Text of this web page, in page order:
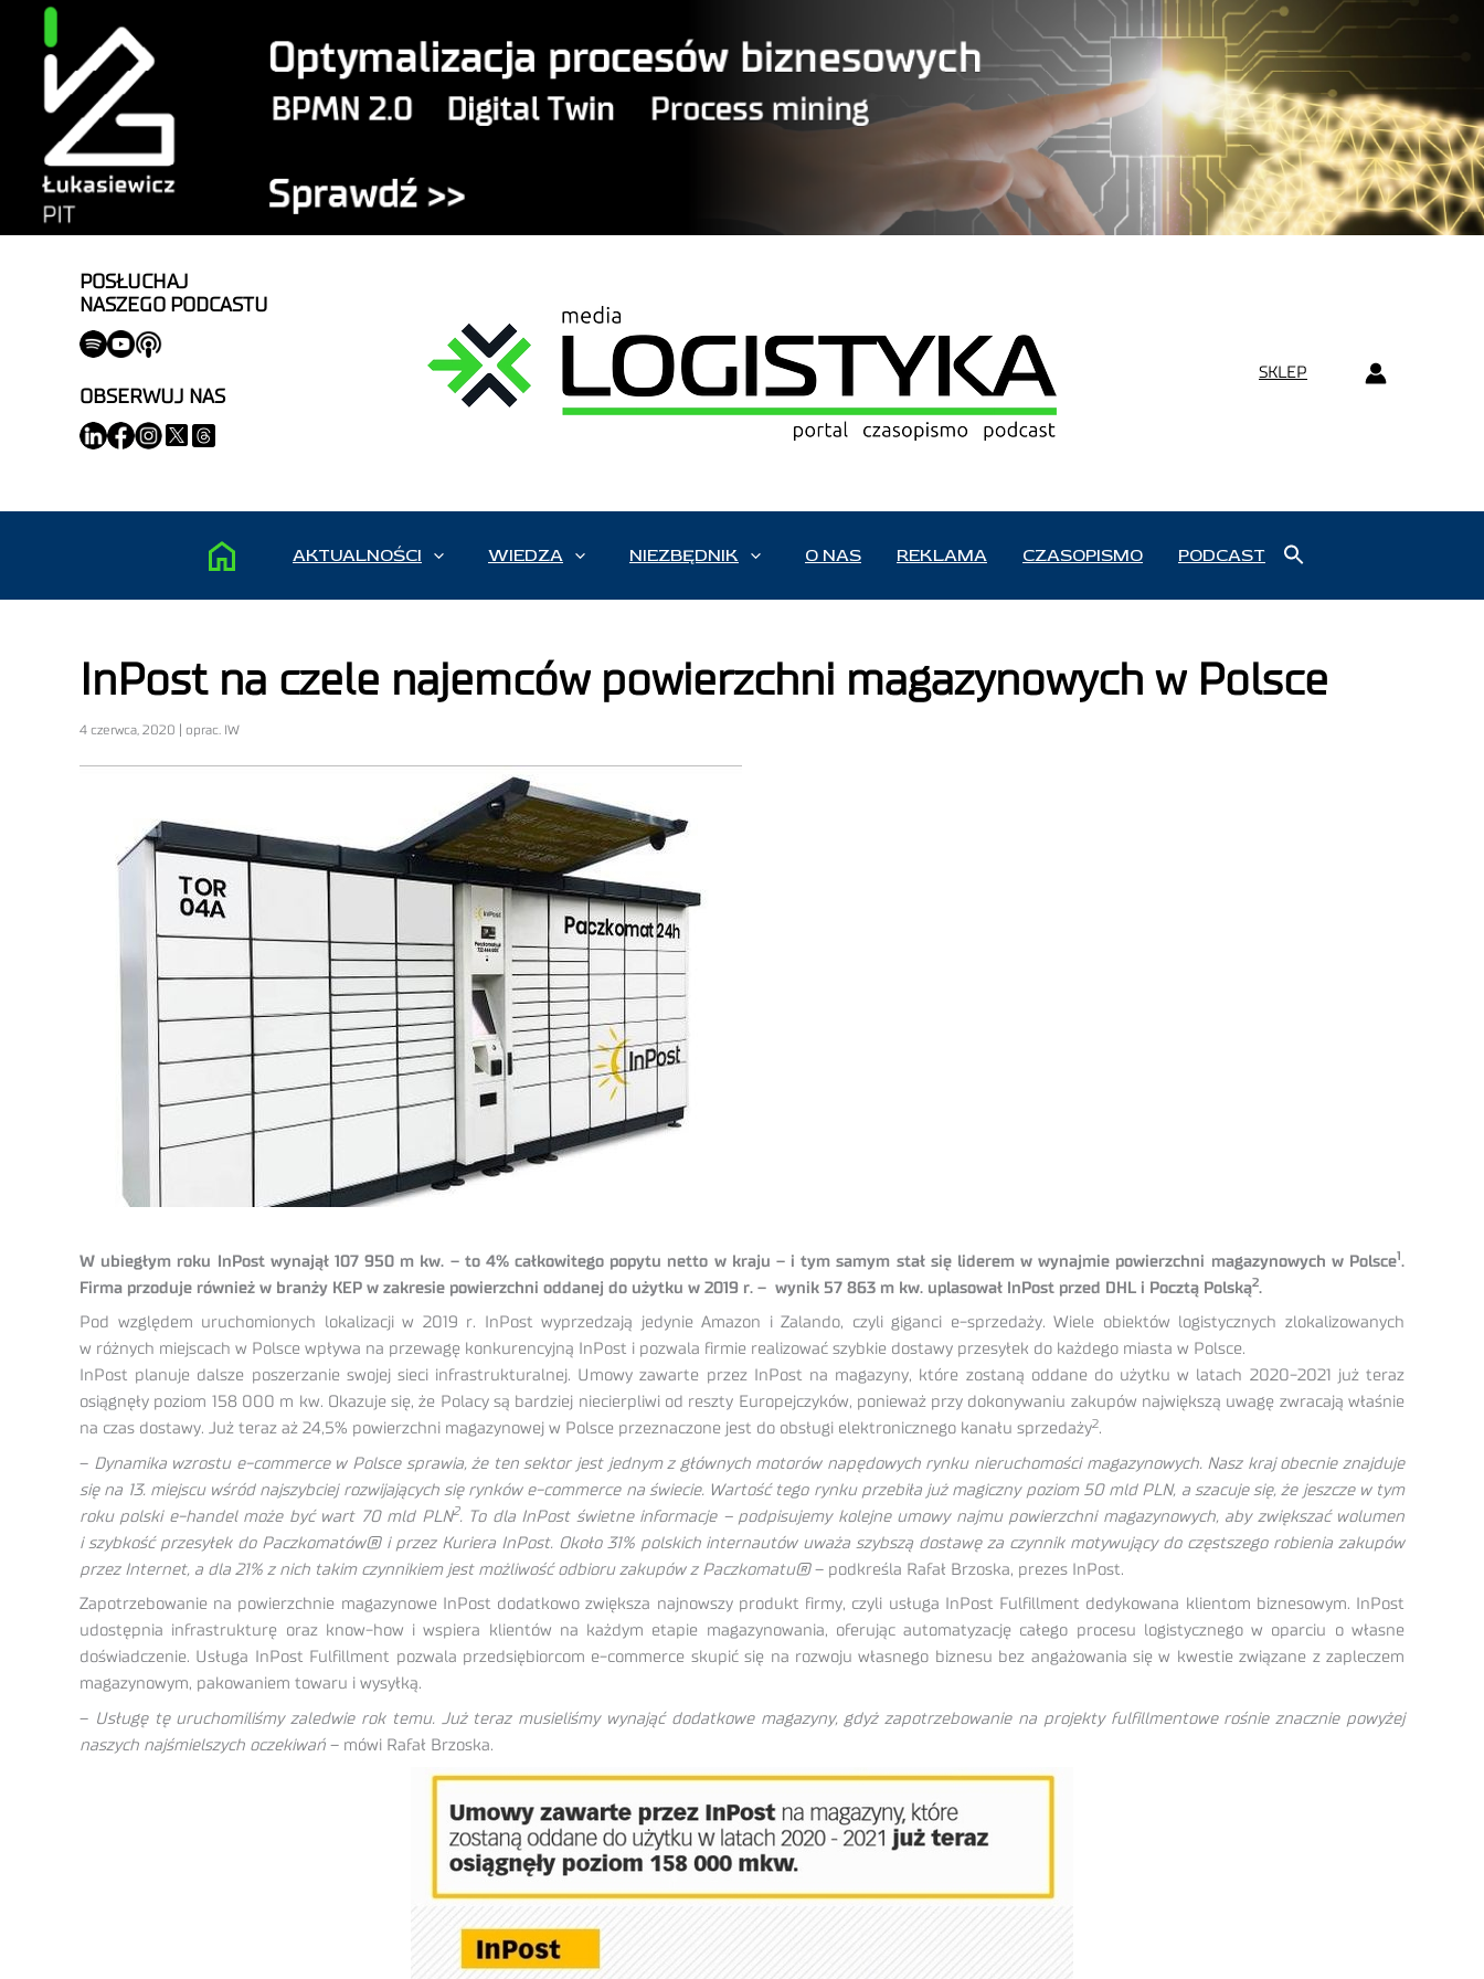
POSŁUCHAJ
NASZEGO PODCASTU
OBSERWUJ NAS
SKLEP
AKTUALNOŚCI WIEDZA NIEZBĘDNIK O NAS REKLAMA CZASOPISMO PODCAST
InPost na czele najemców powierzchni magazynowych w Polsce
4 czerwca, 2020 | oprac. IW
W ubiegłym roku InPost wynajął 107 950 m kw. – to 4% całkowitego popytu netto w kraju – i tym samym stał się liderem w wynajmie powierzchni magazynowych w Polsce1.
Firma przoduje również w branży KEP w zakresie powierzchni oddanej do użytku w 2019 r. – wynik 57 863 m kw. uplasował InPost przed DHL i Pocztą Polską2.
Pod względem uruchomionych lokalizacji w 2019 r. InPost wyprzedzają jedynie Amazon i Zalando, czyli giganci e-sprzedaży. Wiele obiektów logistycznych zlokalizowanych
w różnych miejscach w Polsce wpływa na przewagę konkurencyjną InPost i pozwala firmie realizować szybkie dostawy przesyłek do każdego miasta w Polsce.
InPost planuje dalsze poszerzanie swojej sieci infrastrukturalnej. Umowy zawarte przez InPost na magazyny, które zostaną oddane do użytku w latach 2020-2021 już teraz
osiągnęły poziom 158 000 m kw. Okazuje się, że Polacy są bardziej niecierpliwi od reszty Europejczyków, ponieważ przy dokonywaniu zakupów największą uwagę zwracają właśnie
na czas dostawy. Już teraz aż 24,5% powierzchni magazynowej w Polsce przeznaczone jest do obsługi elektronicznego kanału sprzedaży2.
– Dynamika wzrostu e-commerce w Polsce sprawia, że ten sektor jest jednym z głównych motorów napędowych rynku nieruchomości magazynowych. Nasz kraj obecnie znajduje
się na 13. miejscu wśród najszybciej rozwijających się rynków e-commerce na świecie. Wartość tego rynku przebiła już magiczny poziom 50 mld PLN, a szacuje się, że jeszcze w tym
roku polski e-handel może być wart 70 mld PLN2. To dla InPost świetne informacje – podpisujemy kolejne umowy najmu powierzchni magazynowych, aby zwiększać wolumen
i szybkość przesyłek do Paczkomatów® i przez Kuriera InPost. Około 31% polskich internautów uważa szybszą dostawę za czynnik motywujący do częstszego robienia zakupów
przez Internet, a dla 21% z nich takim czynnikiem jest możliwość odbioru zakupów z Paczkomatu®– podkreśla Rafał Brzoska, prezes InPost.
Zapotrzebowanie na powierzchnie magazynowe InPost dodatkowo zwiększa najnowszy produkt firmy, czyli usługa InPost Fulfillment dedykowana klientom biznesowym. InPost
udostępnia infrastrukturę oraz know-how i wspiera klientów na każdym etapie magazynowania, oferując automatyzację całego procesu logistycznego w oparciu o własne
doświadczenie. Usługa InPost Fulfillment pozwala przedsiębiorcom e-commerce skupić się na rozwoju własnego biznesu bez angażowania się w kwestie związane z zapleczem
magazynowym, pakowaniem towaru i wysyłką.
– Usługę tę uruchomiliśmy zaledwie rok temu. Już teraz musieliśmy wynająć dodatkowe magazyny, gdyż zapotrzebowanie na projekty fulfillmentowe rośnie znacznie powyżej
naszych najśmielszych oczekiwań – mówi Rafał Brzoska.